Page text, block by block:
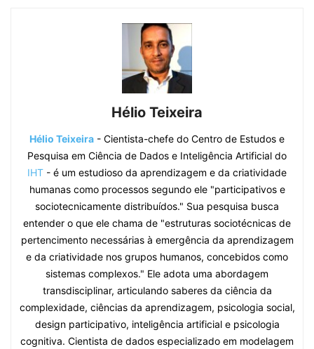
Hélio Teixeira
Hélio Teixeira - Cientista-chefe do Centro de Estudos e
Pesquisa em Ciência de Dados e Inteligência Artificial do
IHT - é um estudioso da aprendizagem e da criatividade
humanas como processos segundo ele "participativos e
sociotecnicamente distribuídos." Sua pesquisa busca
entender o que ele chama de "estruturas sociotécnicas de
pertencimento necessárias à emergência da aprendizagem
e da criatividade nos grupos humanos, concebidos como
sistemas complexos." Ele adota uma abordagem
transdisciplinar, articulando saberes da ciência da
complexidade, ciências da aprendizagem, psicologia social,
design participativo, inteligência artificial e psicologia
cognitiva. Cientista de dados especializado em modelagem